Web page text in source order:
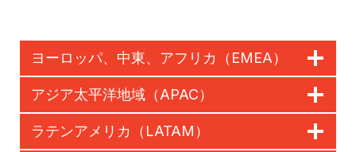
ヨーロッパ、中東、アフリカ（EMEA）
アジア太平洋地域（APAC）
ラテンアメリカ（LATAM）